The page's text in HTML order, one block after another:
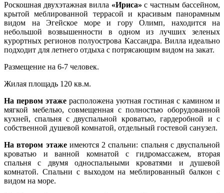
Роскошная двухэтажная вилла «Ириса» с частным бассейном,
крытой меблированной террасой и красивым панорамным
видом на Эгейское море и гору Олимп, находится на
небольшой возвышенности в одном из лучших зеленых
курортных регионов полуострова Кассандра. Вилла идеально
подходит для летнего отдыха с потрясающим видом на закат.
Размещение на 6-7 человек.
Жилая площадь 120 кв.м.
На первом этаже расположена уютная гостиная с камином и
мягкой мебелью, совмещенная с полностью оборудованной
кухней, спальня с двуспальной кроватью, гардеробной и с
собственной душевой комнатой, отдельный гостевой санузел.
На втором этажеимеются 2 спальни: спальня с двуспальной
кроватью и ванной комнатой с гидромассажем, вторая
спальня с двумя односпальными кроватями и душевой
комнатой. Спальни с выходом на меблированный балкон с
видом на море.